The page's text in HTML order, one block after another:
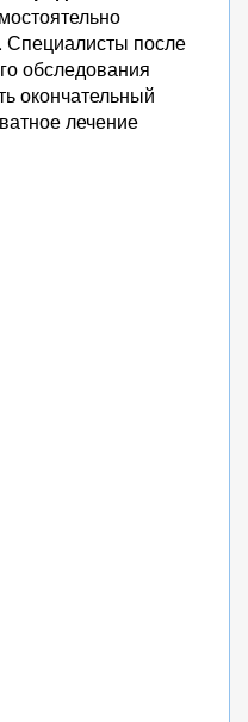
Специалисты после
обследования
окончательный
лечение